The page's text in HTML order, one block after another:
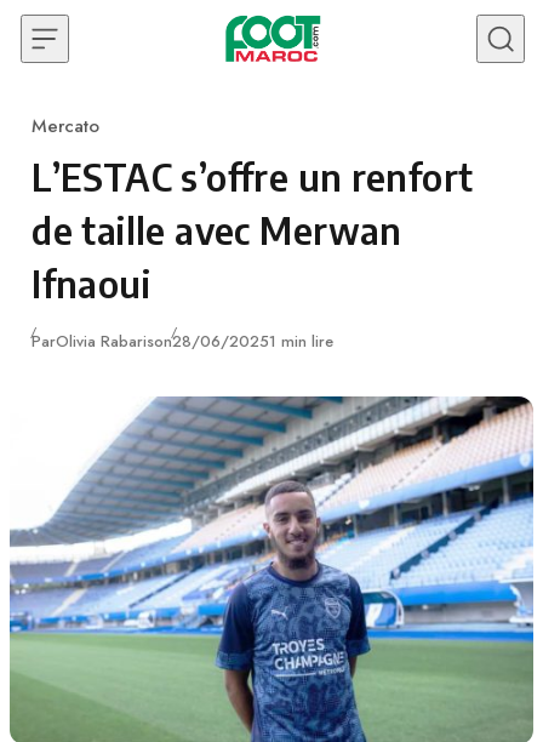
Skip to content
Category
Mercato
L’ESTAC s’offre un renfort
de taille avec Merwan
Ifnaoui
ParOlivia RabarisonPublié
28/06/20251 min lire